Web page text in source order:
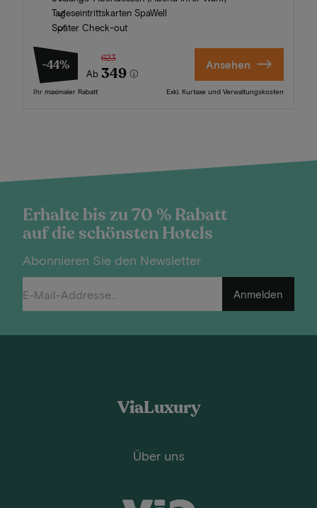
Tageseintrittskarten SpaWell
Später Check-out
-44%
Ab
623
349
Ihr maximaler Rabatt
Ansehen
Exkl. Kurtaxe und Verwaltungskosten
Erhalte bis zu 70 % Rabatt
auf die schönsten Hotels
Abonnieren Sie den Newsletter
Anmelden
ViaLuxury
Über uns